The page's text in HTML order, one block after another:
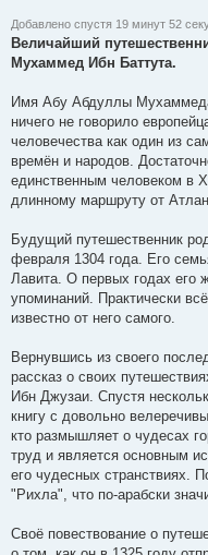
Добавлено спустя 19 минут 52
Величайший
Мухаммед Ибн Баттута.
Имя Абу Абдуллы
ничего не говорило
человечества как один из
времён и народов.
единственным человеком в
длинному маршруту от
Будущий путешественник
февраля 1304 года. Его
Лавита. О первых годах его
упоминаний. Практически
известно от него самого.
Вернувшись из своего
рассказ о своих
Ибн Джузаи. Спустя
книгу с довольно
кто размышляет о чудесах
труд и является основным
его чудесных странствиях.
"Рихла", что по-арабски
Своё повествование о